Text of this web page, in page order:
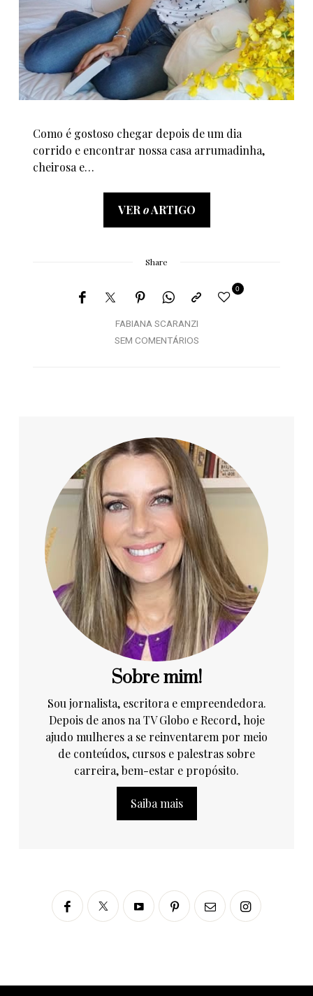
Como é gostoso chegar depois de um dia
corrido e encontrar nossa casa arrumadinha,
cheirosa e…
VER oARTIGO
Share
FABIANA SCARANZI
0
SEM COMENTÁRIOS
Sobre mim!
Sou jornalista, escritora e empreendedora.
Depois de anos na TV Globo e Record, hoje
ajudo mulheres a se reinventarem por meio
de conteúdos, cursos e palestras sobre
carreira, bem-estar e propósito.
Saiba mais